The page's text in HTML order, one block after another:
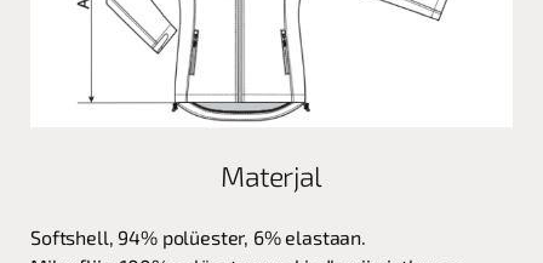
Materjal
Softshell, 94% polüester, 6% elastaan.